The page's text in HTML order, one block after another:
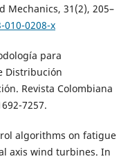
Mechanics, 31(2), 205–
0208-x
para
Distribución
Revista Colombiana
7257.
algorithms on fatigue
axis wind turbines. In